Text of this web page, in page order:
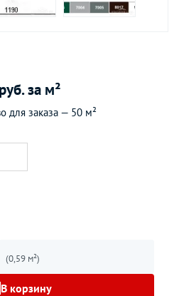
руб. за м²
для заказа — 50 м²
(0,59 м²)
В корзину